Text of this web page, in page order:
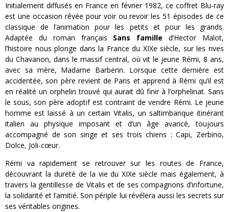
Initialement diffusés en France en février 1982, ce coffret Blu-ray
est une occasion rêvée pour voir ou revoir les 51 épisodes de ce
classique de l’animation pour les petits et pour les grands.
Adaptée du roman français Sans famille d’Hector Malot,
l’histoire nous plonge dans la France du XIXe siècle, sur les rives
du Chavanon, dans le massif central, où vit le jeune Rémi, 8 ans,
avec sa mère, Madame Barberin. Lorsque cette dernière est
accidentée, son père revient de Paris et apprend à Rémi qu’il est
en réalité un orphelin trouvé qui aurait dû finir à l’orphelinat. Sans
le sous, son père adoptif est contraint de vendre Rémi. Le jeune
homme est laissé à un certain Vitalis, un saltimbanque itinérant
italien au physique imposant et d’un âge avancé, toujours
accompagné de son singe et ses trois chiens : Capi, Zerbino,
Dolce, Joli-cœur.
Rémi va rapidement se retrouver sur les routes de France,
découvrant la dureté de la vie du XIXe siècle mais également, à
travers la gentillesse de Vitalis et de ses compagnons d’infortune,
la solidarité et l’amitié. Son périple lui révélera aussi les secrets sur
ses véritables origines.